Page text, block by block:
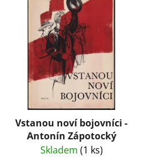
Vstanou noví bojovníci -
Antonín Zápotocký
Skladem (1 ks)